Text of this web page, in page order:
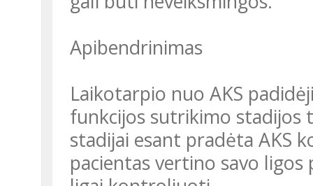
Apibendrinimas
Laikotarpio nuo AKS
funkcijos sutrikimo stadijos
stadijai esant pradėta AKS
pacientas vertino savo